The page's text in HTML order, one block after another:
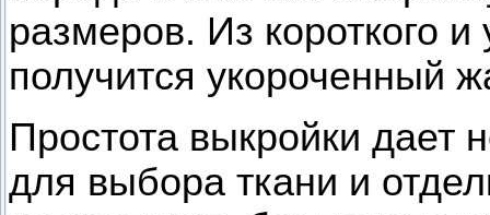
размеров. Из короткого и
получится укороченный
Простота выкройки дает
для выбора ткани и